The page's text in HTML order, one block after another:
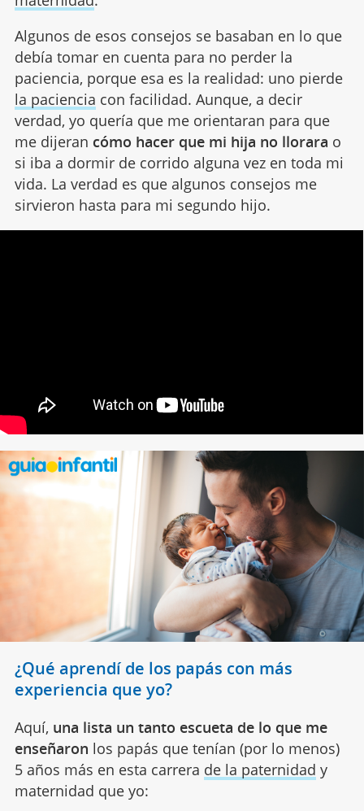
Algunos de esos consejos se basaban en lo que
debía tomar en cuenta para no perder la
paciencia, porque esa es la realidad: uno pierde
la paciencia con facilidad. Aunque, a decir
verdad, yo quería que me orientaran para que
me dijeran cómo hacer que mi hija no llorara o
si iba a dormir de corrido alguna vez en toda mi
vida. La verdad es que algunos consejos me
sirvieron hasta para mi segundo hijo.
¿Qué aprendí de los papás con más
experiencia que yo?
Aquí, una lista un tanto escueta de lo que me
enseñaron los papás que tenían (por lo menos)
5 años más en esta carrera de la paternidad y
maternidad que yo: